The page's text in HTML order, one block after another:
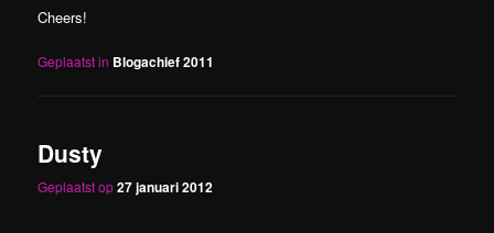
Cheers!
Geplaatst in Blogachief 2011
Dusty
Geplaatst op27 januari 2012